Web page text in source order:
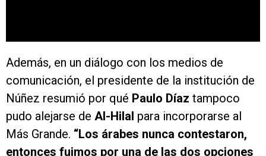
Además, en un diálogo con los medios de
comunicación, el presidente de la institución de
Núñez resumió por qué Paulo Díaz tampoco
pudo alejarse de Al-Hilal para incorporarse al
Más Grande. “Los árabes nunca contestaron,
entonces fuimos por una de las dos opciones